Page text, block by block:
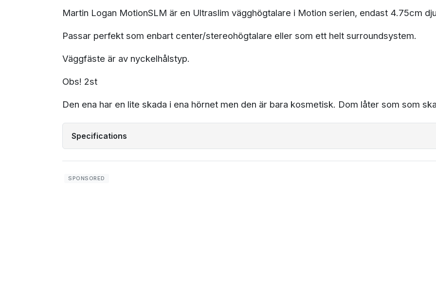
Martin Logan MotionSLM är en Ultraslim vägghögtalare i Motion serien, endast 4.75cm
Passar perfekt som enbart center/stereohögtalare eller som ett helt surroundsystem.
Väggfäste är av nyckelhålstyp.
Obs! 2st
Den ena har en lite skada i ena hörnet men den är bara kosmetisk. Dom låter som som
Specifications